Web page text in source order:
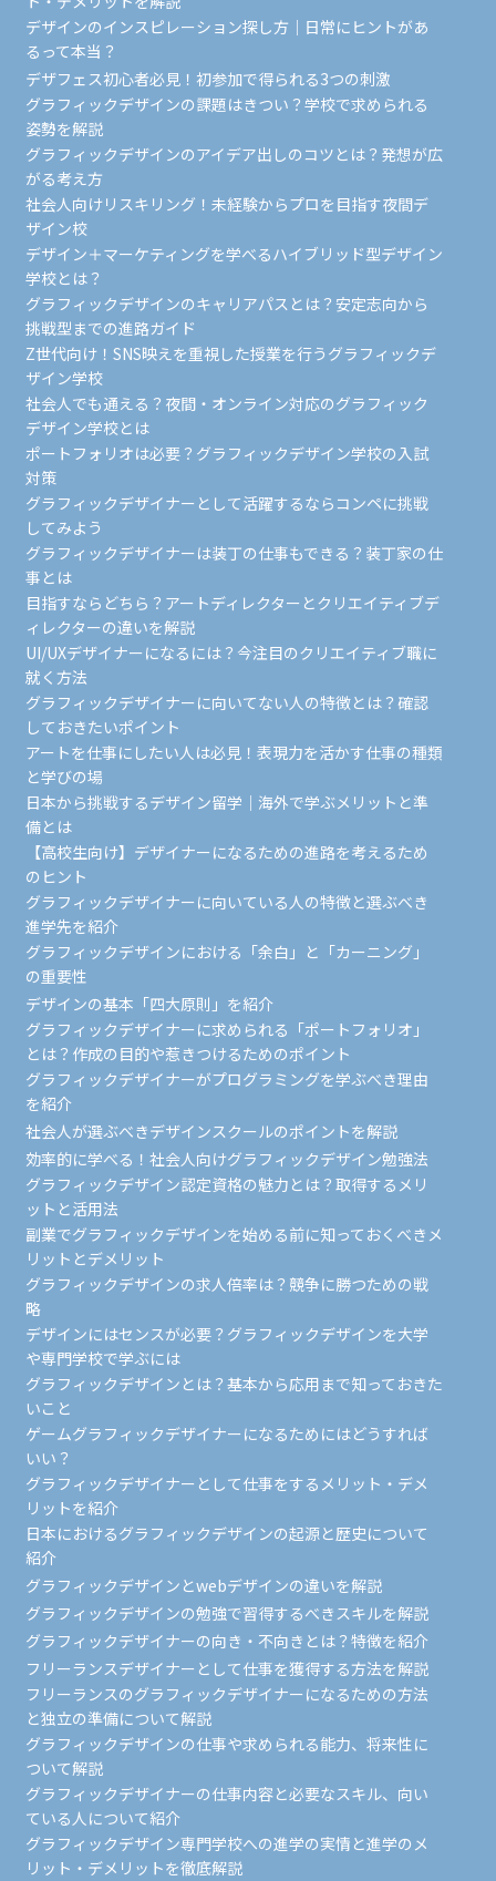
デザインのインスピレーション探し方｜日常にヒントがあ
るって本当？
デザフェス初心者必見！初参加で得られる3つの刺激
グラフィックデザインの課題はきつい？学校で求められる
姿勢を解説
グラフィックデザインのアイデア出しのコツとは？発想が広
がる考え方
社会人向けリスキリング！未経験からプロを目指す夜間デ
ザイン校
デザイン＋マーケティングを学べるハイブリッド型デザイン
学校とは？
グラフィックデザインのキャリアパスとは？安定志向から
挑戦型までの進路ガイド
Z世代向け！SNS映えを重視した授業を行うグラフィックデ
ザイン学校
社会人でも通える？夜間・オンライン対応のグラフィック
デザイン学校とは
ポートフォリオは必要？グラフィックデザイン学校の入試
対策
グラフィックデザイナーとして活躍するならコンペに挑戦
してみよう
グラフィックデザイナーは装丁の仕事もできる？装丁家の仕
事とは
目指すならどちら？アートディレクターとクリエイティブデ
ィレクターの違いを解説
UI/UXデザイナーになるには？今注目のクリエイティブ職に
就く方法
グラフィックデザイナーに向いてない人の特徴とは？確認
しておきたいポイント
アートを仕事にしたい人は必見！表現力を活かす仕事の種類
と学びの場
日本から挑戦するデザイン留学｜海外で学ぶメリットと準
備とは
【高校生向け】デザイナーになるための進路を考えるため
のヒント
グラフィックデザイナーに向いている人の特徴と選ぶべき
進学先を紹介
グラフィックデザインにおける「余白」と「カーニング」
の重要性
デザインの基本「四大原則」を紹介
グラフィックデザイナーに求められる「ポートフォリオ」
とは？作成の目的や惹きつけるためのポイント
グラフィックデザイナーがプログラミングを学ぶべき理由
を紹介
社会人が選ぶべきデザインスクールのポイントを解説
効率的に学べる！社会人向けグラフィックデザイン勉強法
グラフィックデザイン認定資格の魅力とは？取得するメリ
ットと活用法
副業でグラフィックデザインを始める前に知っておくべきメ
リットとデメリット
グラフィックデザインの求人倍率は？競争に勝つための戦
略
デザインにはセンスが必要？グラフィックデザインを大学
や専門学校で学ぶには
グラフィックデザインとは？基本から応用まで知っておきた
いこと
ゲームグラフィックデザイナーになるためにはどうすれば
いい？
グラフィックデザイナーとして仕事をするメリット・デメ
リットを紹介
日本におけるグラフィックデザインの起源と歴史について
紹介
グラフィックデザインとwebデザインの違いを解説
グラフィックデザインの勉強で習得するべきスキルを解説
グラフィックデザイナーの向き・不向きとは？特徴を紹介
フリーランスデザイナーとして仕事を獲得する方法を解説
フリーランスのグラフィックデザイナーになるための方法
と独立の準備について解説
グラフィックデザインの仕事や求められる能力、将来性に
ついて解説
グラフィックデザイナーの仕事内容と必要なスキル、向い
ている人について紹介
グラフィックデザイン専門学校への進学の実情と進学のメ
リット・デメリットを徹底解説